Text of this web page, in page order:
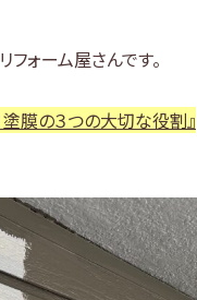
ォーム屋さんです。
塗膜の３つの大切な役割』